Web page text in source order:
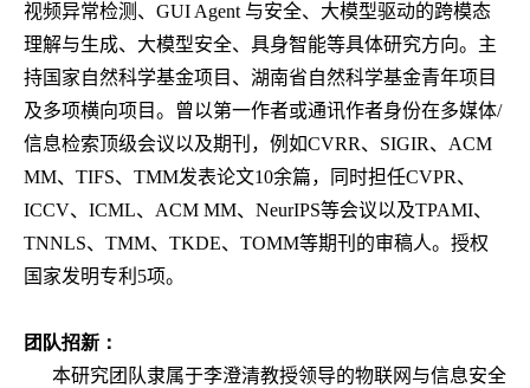
视频异常检测、GUI Agent 与安全、大模型驱动的跨模态
理解与生成、大模型安全、具身智能等具体研究方向。主
持国家自然科学基金项目、湖南省自然科学基金青年项目
及多项横向项目。曾以第一作者或通讯作者身份在多媒体/
信息检索顶级会议以及期刊，例如CVRR、SIGIR、ACM
MM、TIFS、TMM发表论文10余篇，同时担任CVPR、
ICCV、ICML、ACM MM、NeurIPS等会议以及TPAMI、
TNNLS、TMM、TKDE、TOMM等期刊的审稿人。授权
国家发明专利5项。
团队招新：
本研究团队隶属于李澄清教授领导的物联网与信息安全